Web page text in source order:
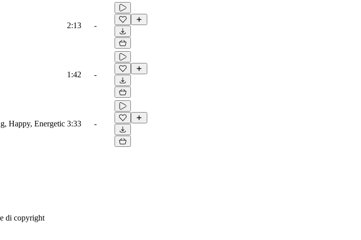
2:13 -
1:42 -
Happy, Energetic 3:33 -
di copyright